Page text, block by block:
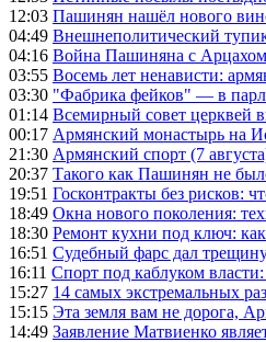
12:03 Пашинян нашёл нового
04:49 Внешнеполитический
04:16 Война Пашиняна с Арцахом
03:55 Восемь лет ненависти:
03:30 "Фабрика фейков" — в
01:14 Всемирный совет церквей
00:17 Армянский монастырь на
21:30 Армянский спорт (7
20:37 Такого как Пашинян не
19:51 Госконтракты без рисков:
18:49 Окна нового поколения:
18:30 Ремонт кухни под ключ:
16:51 Судебный фарс дал
16:11 Спорт под каблуком
15:27 14 самых экстремальных
15:15 Эта земля вам не дорога,
14:49 Заявление Матвиенко